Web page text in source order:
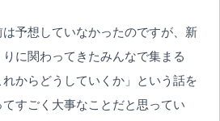
予想していなかったのですが、新
に関わってきたみんなで集まる
からどうしていくか」という話を
すごく大事なことだと思ってい